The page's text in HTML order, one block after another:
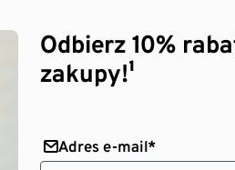
Odbierz 10%
zakupy!¹
Adres e-mail*